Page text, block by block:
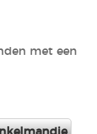
met een